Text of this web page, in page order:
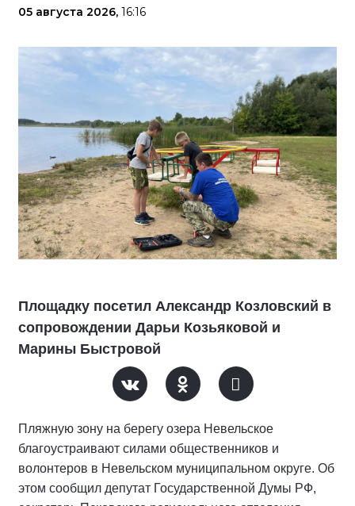
05 августа 2026, 16:16
Площадку посетил Александр Козловский в
сопровождении Дарьи Козьяковой и
Марины Быстровой
Пляжную зону на берегу озера Невельское
благоустраивают силами общественников и
волонтеров в Невельском муниципальном округе. Об
этом сообщил депутат Государственной Думы РФ,